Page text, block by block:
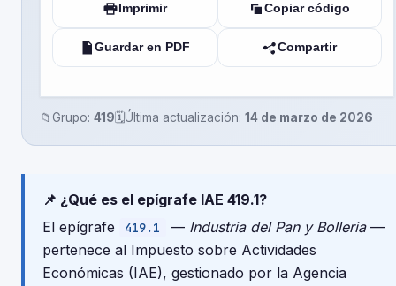
Imprimir Copiar código
Guardar en PDF Compartir
📁 Grupo: 419🗓️Última actualización: 14 de marzo de 2026
📌 ¿Qué es el epígrafe IAE 419.1?
El epígrafe
419.1 — Industria del Pan y Bolleria—
pertenece al Impuesto sobre Actividades
Económicas (IAE), gestionado por la Agencia